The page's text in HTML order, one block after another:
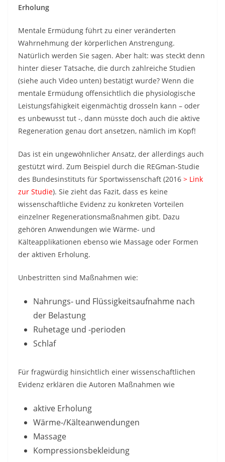
Erholung
Mentale Ermüdung führt zu einer veränderten
Wahrnehmung der körperlichen Anstrengung.
Natürlich werden Sie sagen. Aber halt: was steckt denn
hinter dieser Tatsache, die durch zahlreiche Studien
(siehe auch Video unten) bestätigt wurde? Wenn die
mentale Ermüdung offensichtlich die physiologische
Leistungsfähigkeit eigenmächtig drosseln kann – oder
es unbewusst tut -, dann müsste doch auch die aktive
Regeneration genau dort ansetzen, nämlich im Kopf!
Das ist ein ungewöhnlicher Ansatz, der allerdings auch
gestützt wird. Zum Beispiel durch die REGman-Studie
des Bundesinstituts für Sportwissenschaft (2016 > Link
zur Studie). Sie zieht das Fazit, dass es keine
wissenschaftliche Evidenz zu konkreten Vorteilen
einzelner Regenerationsmaßnahmen gibt. Dazu
gehören Anwendungen wie Wärme- und
Kälteapplikationen ebenso wie Massage oder Formen
der aktiven Erholung.
Unbestritten sind Maßnahmen wie:
Nahrungs- und Flüssigkeitsaufnahme nach
der Belastung
Ruhetage und -perioden
Schlaf
Für fragwürdig hinsichtlich einer wissenschaftlichen
Evidenz erklären die Autoren Maßnahmen wie
aktive Erholung
Wärme-/Kälteanwendungen
Massage
Kompressionsbekleidung